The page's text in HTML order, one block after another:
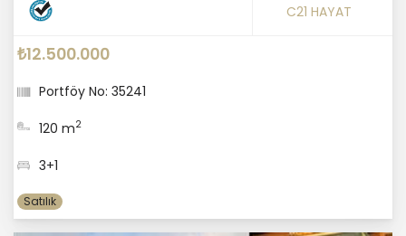
C21 HAYAT
₺12.500.000
Portföy No: 35241
120 m2
3+1
Satılık